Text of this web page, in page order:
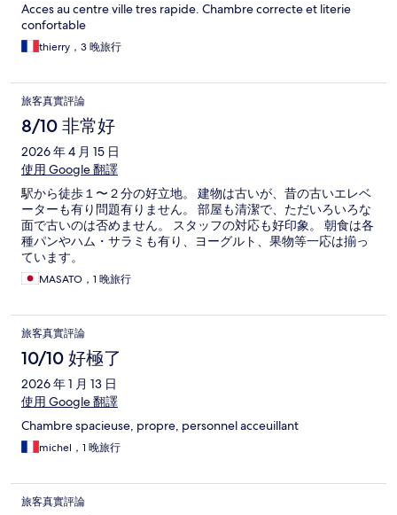
Acces au centre ville tres rapide. Chambre correcte et literie
confortable
thierry，3 晚旅行
旅客真實評論
8/10 非常好
2026 年 4 月 15 日
使用 Google 翻譯
駅から徒歩１〜２分の好立地。 建物は古いが、昔の古いエレベ
ーターも有り問題有りません。 部屋も清潔で、ただいろいろな
面で古いのは否めません。 スタッフの対応も好印象。 朝食は各
種パンやハム・サラミも有り、ヨーグルト、果物等一応は揃っ
ています。
MASATO，1 晚旅行
旅客真實評論
10/10 好極了
2026 年 1 月 13 日
使用 Google 翻譯
Chambre spacieuse, propre, personnel acceuillant
michel，1 晚旅行
旅客真實評論